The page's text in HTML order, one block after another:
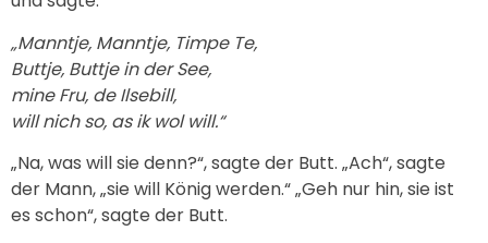
„Manntje, Manntje, Timpe Te,
Buttje, Buttje in der See,
mine Fru, de Ilsebill,
will nich so, as ik wol will.“
„Na, was will sie denn?“, sagte der Butt. „Ach“, sagte
der Mann, „sie will König werden.“ „Geh nur hin, sie ist
es schon“, sagte der Butt.